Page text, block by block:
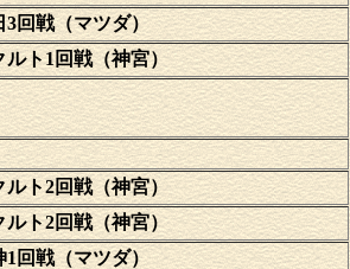
3回戦（マツダ）
ルト1回戦（神宮）
ルト2回戦（神宮）
ルト2回戦（神宮）
1回戦（マツダ）